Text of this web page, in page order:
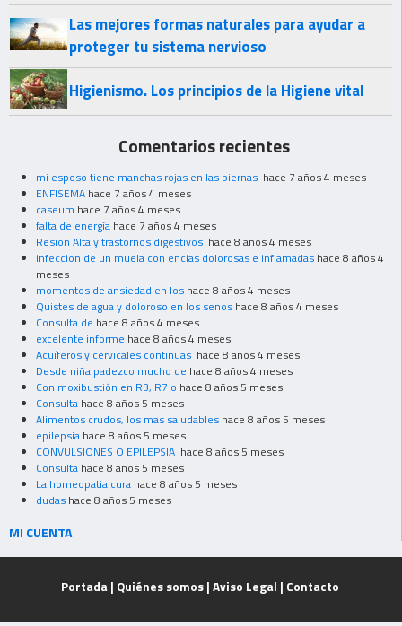
Las mejores formas naturales para ayudar a
proteger tu sistema nervioso
Higienismo. Los principios de la Higiene vital
Comentarios recientes
mi esposo tiene manchas rojas en las piernas hace 7 años 4 meses
ENFISEMA hace 7 años 4 meses
caseum hace 7 años 4 meses
falta de energía hace 7 años 4 meses
Resion Alta y trastornos digestivos hace 8 años 4 meses
infeccion de un muela con encias dolorosas e inflamadas hace 8 años 4
meses
momentos de ansiedad en los hace 8 años 4 meses
Quistes de agua y doloroso en los senos hace 8 años 4 meses
Consulta de hace 8 años 4 meses
excelente informe hace 8 años 4 meses
Acuíferos y cervicales continuas hace 8 años 4 meses
Desde niña padezco mucho de hace 8 años 4 meses
Con moxibustión en R3, R7 o hace 8 años 5 meses
Consulta hace 8 años 5 meses
Alimentos crudos, los mas saludables hace 8 años 5 meses
epilepsia hace 8 años 5 meses
CONVULSIONES O EPILEPSIA hace 8 años 5 meses
Consulta hace 8 años 5 meses
La homeopatia cura hace 8 años 5 meses
dudas hace 8 años 5 meses
MI CUENTA
Portada | Quiénes somos| Aviso Legal | Contacto